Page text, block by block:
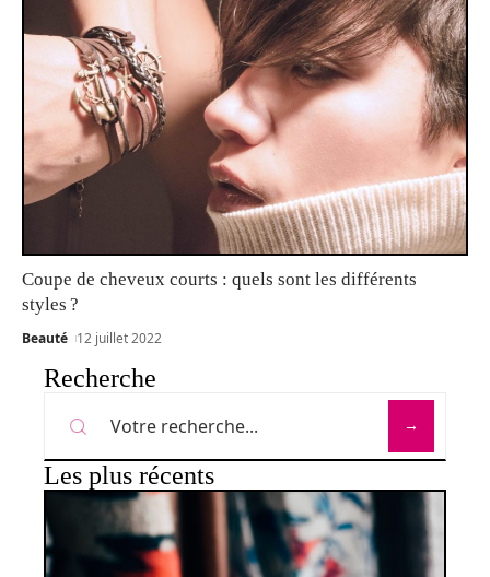
Coupe de cheveux courts : quels sont les différents
styles ?
Beauté 12 juillet 2022
Recherche
Les plus récents